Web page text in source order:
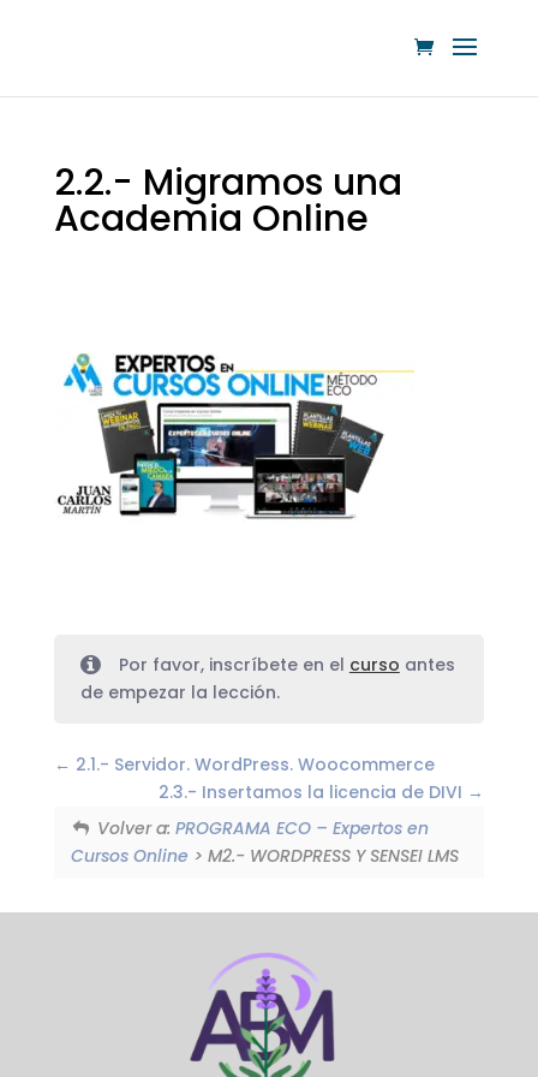
2.2.- Migramos una
Academia Online
Por favor, inscríbete en el curso antes
de empezar la lección.
2.1.- Servidor. WordPress. Woocommerce
2.3.- Insertamos la licencia de DIVI
Volver a:PROGRAMA ECO – Expertos en
Cursos Online > M2.- WORDPRESS Y SENSEI LMS